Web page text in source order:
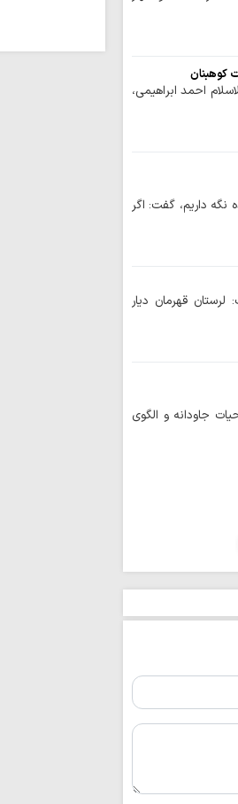
کوهبنان
احمد ابراهیمی،
نگه داریم، گفت: اگر
قهرمان دیار
جاودانه و الگوی
حاکم این کشور